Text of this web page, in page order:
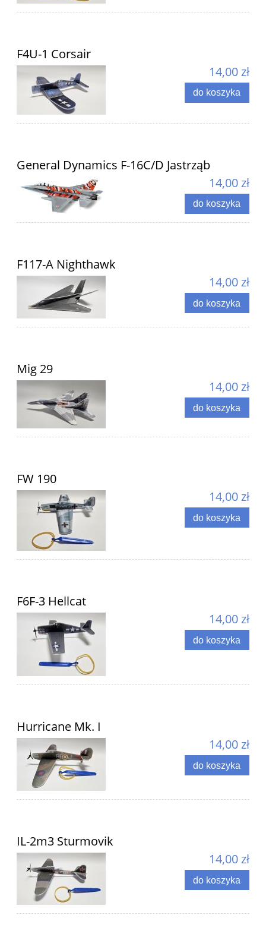
F4U-1 Corsair
14,00 zł
do koszyka
General Dynamics F-16C/D Jastrząb
14,00 zł
do koszyka
F117-A Nighthawk
14,00 zł
do koszyka
Mig 29
14,00 zł
do koszyka
FW 190
14,00 zł
do koszyka
F6F-3 Hellcat
14,00 zł
do koszyka
Hurricane Mk. I
14,00 zł
do koszyka
IL-2m3 Sturmovik
14,00 zł
do koszyka